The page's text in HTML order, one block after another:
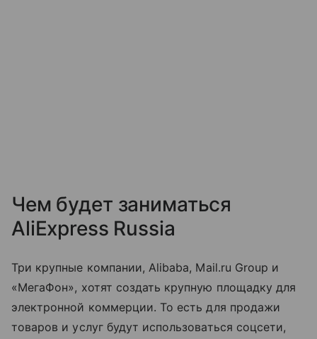
Чем будет заниматься
AliExpress Russia
Три крупные компании, Alibaba, Mail.ru Group и
«МегаФон», хотят создать крупную площадку для
электронной коммерции. То есть для продажи
товаров и услуг будут использоваться соцсети,